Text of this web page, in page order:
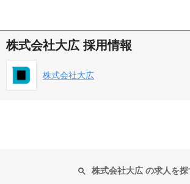
株式会社大広 採用情報
株式会社大広
株式会社大広 の求人を探